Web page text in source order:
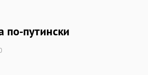
по-путински